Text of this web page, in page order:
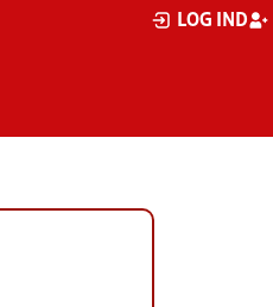
LOG IND